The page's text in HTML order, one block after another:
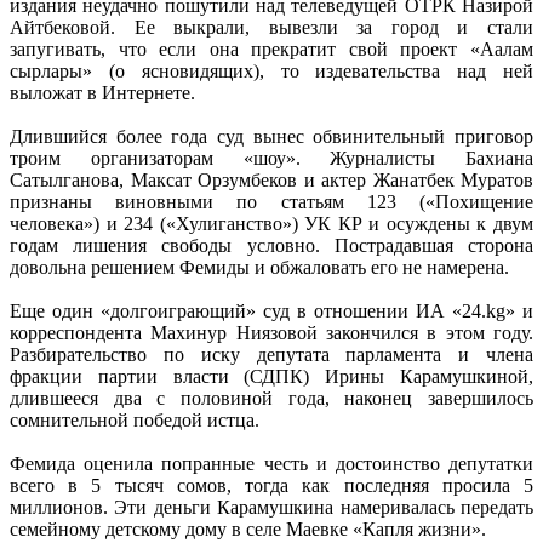
издания неудачно пошутили над телеведущей ОТРК Назирой
Айтбековой. Ее выкрали, вывезли за город и стали
запугивать, что если она прекратит свой проект «Аалам
сырлары» (о ясновидящих), то издевательства над ней
выложат в Интернете.
Длившийся более года суд вынес обвинительный приговор
троим организаторам «шоу». Журналисты Бахиана
Сатылганова, Максат Орзумбеков и актер Жанатбек Муратов
признаны виновными по статьям 123 («Похищение
человека») и 234 («Хулиганство») УК КР и осуждены к двум
годам лишения свободы условно. Пострадавшая сторона
довольна решением Фемиды и обжаловать его не намерена.
Еще один «долгоиграющий» суд в отношении ИА «24.kg» и
корреспондента Махинур Ниязовой закончился в этом году.
Разбирательство по иску депутата парламента и члена
фракции партии власти (СДПК) Ирины Карамушкиной,
длившееся два с половиной года, наконец завершилось
сомнительной победой истца.
Фемида оценила попранные честь и достоинство депутатки
всего в 5 тысяч сомов, тогда как последняя просила 5
миллионов. Эти деньги Карамушкина намеривалась передать
семейному детскому дому в селе Маевке «Капля жизни».